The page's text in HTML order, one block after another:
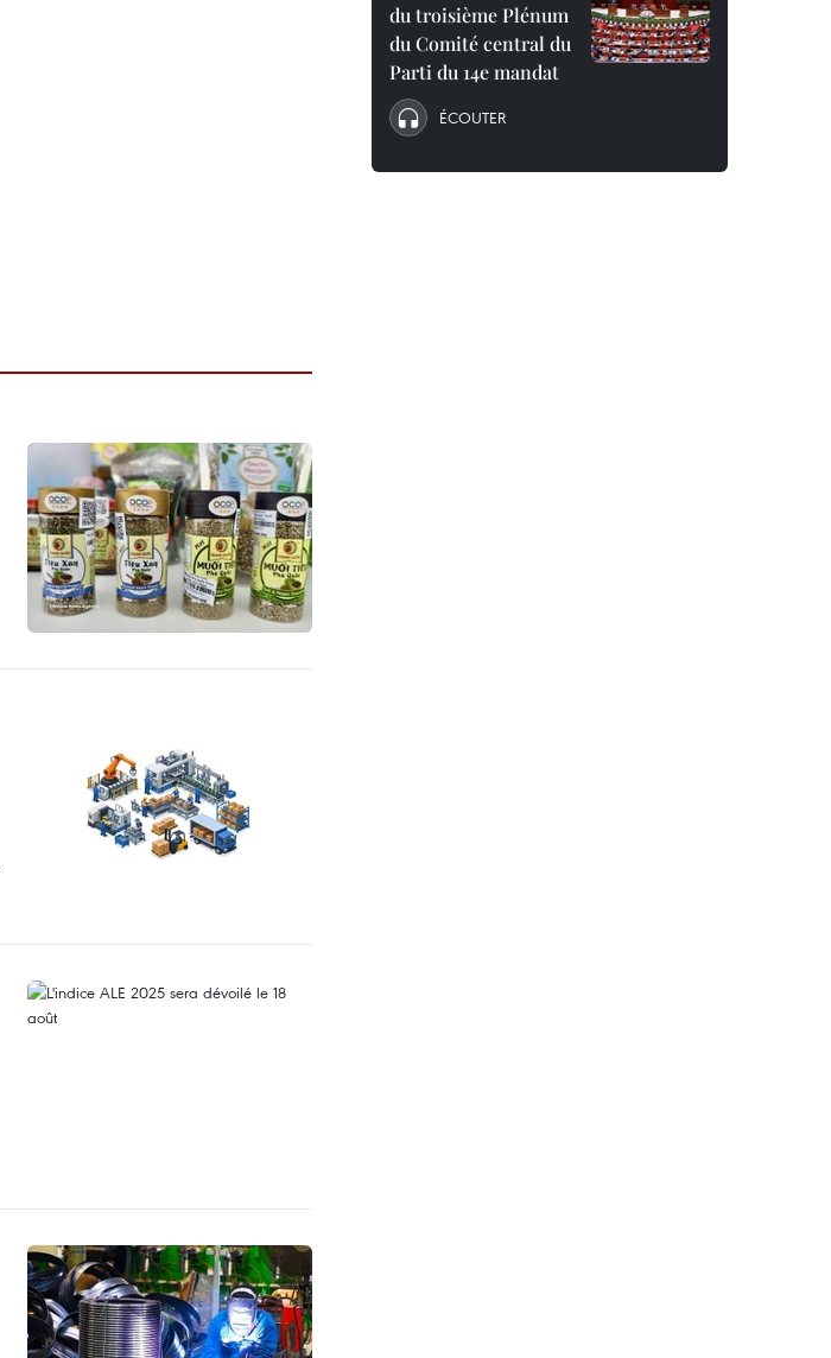
du troisième Plénum
du Comité central du
Parti du 14e mandat
ÉCOUTER